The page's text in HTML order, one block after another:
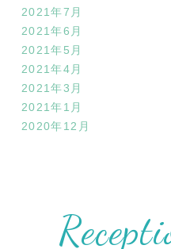
2021年7月
2021年6月
2021年5月
2021年4月
2021年3月
2021年1月
2020年12月